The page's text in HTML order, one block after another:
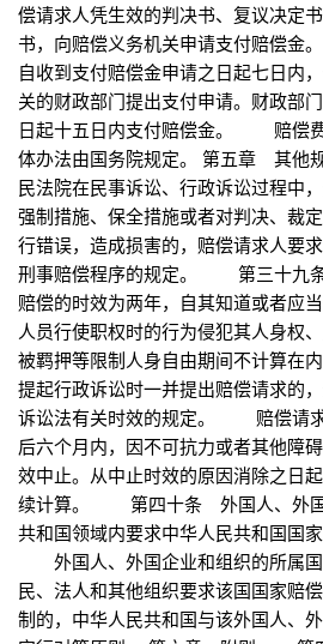
偿请求人凭生效的判决书、复议决定
书，向赔偿义务机关申请支付赔偿
自收到支付赔偿金申请之日起七日内
关的财政部门提出支付申请。财政部
日起十五日内支付赔偿金。 赔偿
体办法由国务院规定。 第五章
民法院在民事诉讼、行政诉讼过程中
强制措施、保全措施或者对判决、裁
行错误，造成损害的，赔偿请求人要
刑事赔偿程序的规定。 第三十九
赔偿的时效为两年，自其知道或者应
人员行使职权时的行为侵犯其人身权
被羁押等限制人身自由期间不计算在
提起行政诉讼时一并提出赔偿请求的
诉讼法有关时效的规定。 赔偿请求
后六个月内，因不可抗力或者其他障
效中止。从中止时效的原因消除之日
续计算。 第四十条 外国人、外国
共和国领域内要求中华人民共和国国家
外国人、外国企业和组织的所属国
民、法人和其他组织要求该国国家赔
制的，中华人民共和国与该外国人、